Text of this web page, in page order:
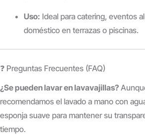
Uso: Ideal para catering, eventos
doméstico en terrazas o piscinas.
❓ Preguntas Frecuentes (FAQ)
¿Se pueden lavar en lavavajillas?
recomendamos el lavado a mano con
esponja suave para mantener su
tiempo.